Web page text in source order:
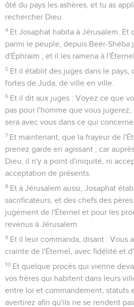
ôté du pays les ashères, et tu as
rechercher Dieu.
4 Et Josaphat habita à Jérusalem. Et
parmi le peuple, depuis Beër-Shéba
d'Éphraïm ; et il les ramena à
5 Et il établit des juges dans le pays,
fortes de Juda, de ville en ville.
6 Et il dit aux juges : Voyez ce que
pas pour l'homme que vous
sera avec vous dans ce qui
7 Et maintenant, que la frayeur de
prenez garde en agissant ; car
Dieu, il n'y a point d'iniquité, ni
acceptation de présents.
8 Et à Jérusalem aussi, Josaphat
sacrificateurs, et des chefs des
jugement de l'Éternel et pour les
revenus à Jérusalem.
9 Et il leur commanda, disant : Vous
crainte de l'Éternel, avec fidélité et
10 Et quelque procès qui vienne
vos frères qui habitent dans leurs
entre loi et commandement, statuts
avertirez afin qu'ils ne se rendent